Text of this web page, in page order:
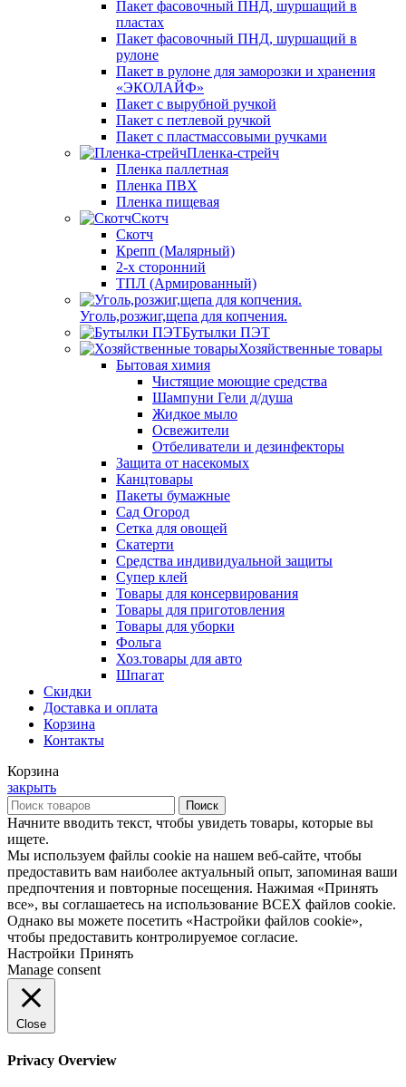
Пакет фасовочный ПНД, шуршащий в
пластах
Пакет фасовочный ПНД, шуршащий в
рулоне
Пакет в рулоне для заморозки и хранения
«ЭКОЛАЙФ»
Пакет с вырубной ручкой
Пакет с петлевой ручкой
Пакет с пластмассовыми ручками
Пленка-стрейч
Пленка паллетная
Пленка ПВХ
Пленка пищевая
Скотч
Скотч
Крепп (Малярный)
2-х сторонний
ТПЛ (Армированный)
Уголь,розжиг,щепа для копчения.
Бутылки ПЭТ
Хозяйственные товары
Бытовая химия
Чистящие моющие средства
Шампуни Гели д/душа
Жидкое мыло
Освежители
Отбеливатели и дезинфекторы
Защита от насекомых
Канцтовары
Пакеты бумажные
Сад Огород
Сетка для овощей
Скатерти
Средства индивидуальной защиты
Супер клей
Товары для консервирования
Товары для приготовления
Товары для уборки
Фольга
Хоз.товары для авто
Шпагат
Скидки
Доставка и оплата
Корзина
Контакты
Корзина
закрыть
Поиск
Начните вводить текст, чтобы увидеть товары, которые вы
ищете.
Мы используем файлы cookie на нашем веб-сайте, чтобы
предоставить вам наиболее актуальный опыт, запоминая ваши
предпочтения и повторные посещения. Нажимая «Принять
все», вы соглашаетесь на использование ВСЕХ файлов cookie.
Однако вы можете посетить «Настройки файлов cookie»,
чтобы предоставить контролируемое согласие.
Настройки Принять
Manage consent
Close
Privacy Overview